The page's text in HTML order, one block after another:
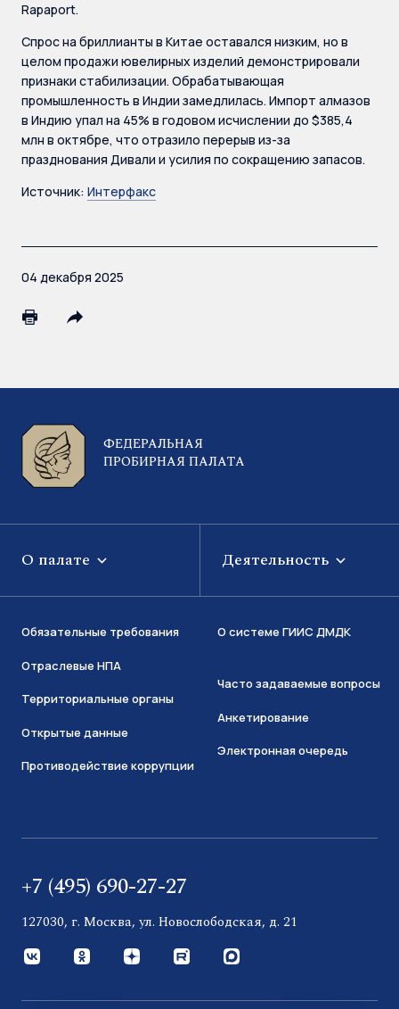
Rapaport.
Спрос на бриллианты в Китае оставался низким, но в
целом продажи ювелирных изделий демонстрировали
признаки стабилизации. Обрабатывающая
промышленность в Индии замедлилась. Импорт алмазов
в Индию упал на 45% в годовом исчислении до $385,4
млн в октябре, что отразило перерыв из-за
празднования Дивали и усилия по сокращению запасов.
Источник: Интерфакс
04 декабря 2025
ФЕДЕРАЛЬНАЯ
ПРОБИРНАЯ ПАЛАТА
О палате Деятельность
Обязательные требования
Отраслевые НПА
Территориальные органы
Открытые данные
Противодействие коррупции
О системе ГИИС ДМДК
Часто задаваемые вопросы
Анкетирование
Электронная очередь
+7 (495) 690-27-27
127030, г. Москва, ул. Новослободская, д. 21